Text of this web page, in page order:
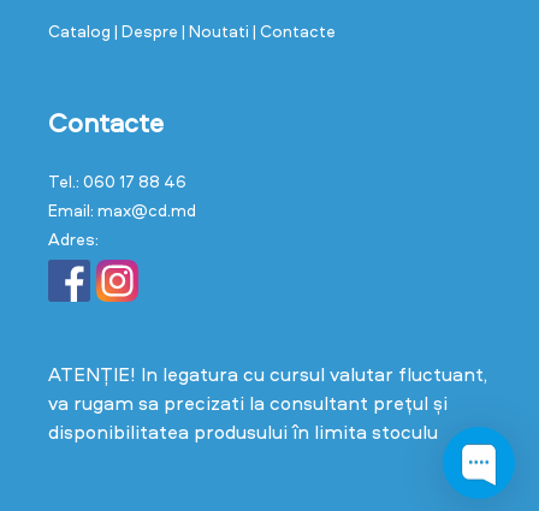
Catalog | Despre | Noutati | Contacte
Contacte
Tel.: 060 17 88 46
Email: max@cd.md
Adres:
ATENȚIE! In legatura cu cursul valutar fluctuant,
va rugam sa precizati la consultant prețul și
disponibilitatea produsului în limita stoculu